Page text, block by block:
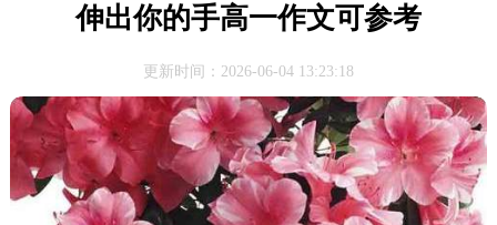
伸出你的手高一作文可参考
更新时间：2026-06-04 13:23:18